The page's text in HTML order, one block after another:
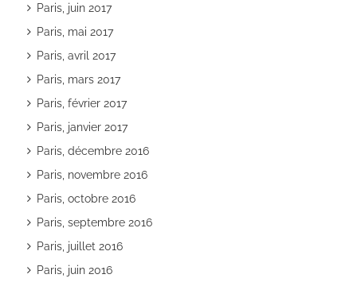
Paris, juin 2017
Paris, mai 2017
Paris, avril 2017
Paris, mars 2017
Paris, février 2017
Paris, janvier 2017
Paris, décembre 2016
Paris, novembre 2016
Paris, octobre 2016
Paris, septembre 2016
Paris, juillet 2016
Paris, juin 2016